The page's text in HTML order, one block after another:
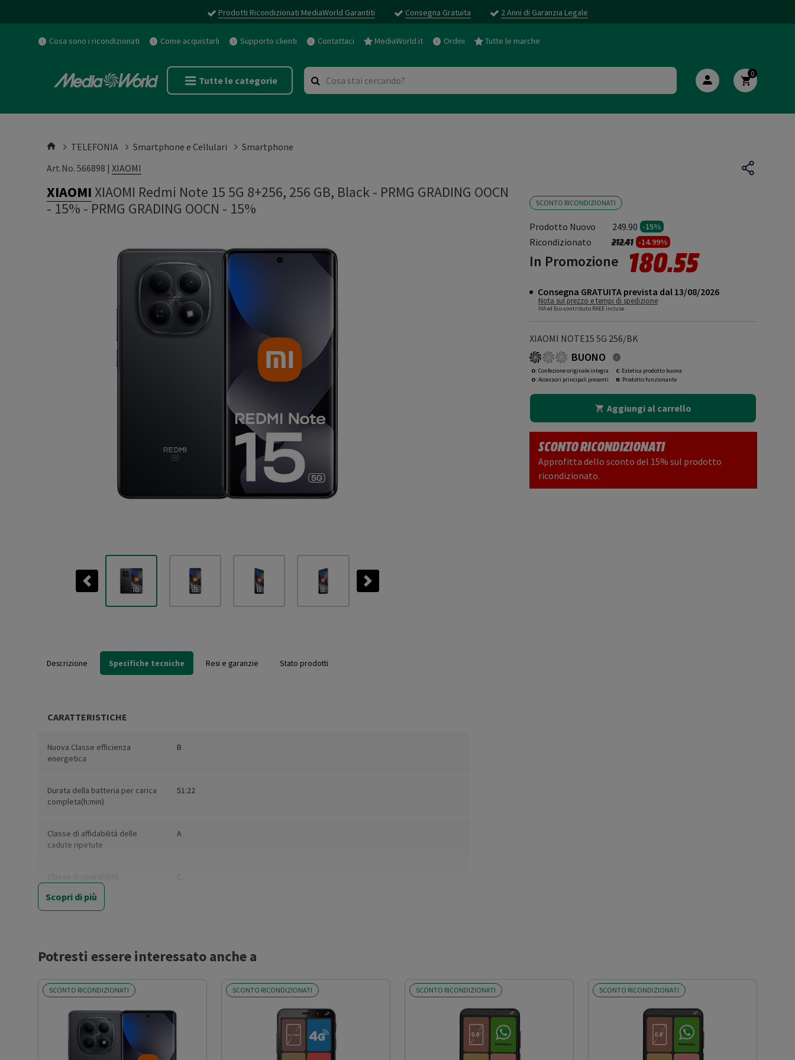
Prodotti Ricondizionati MediaWorld Garantiti Consegna Gratuita 2 Anni di Garanzia Legale
Cosa sono i ricondizionati Come acquistarli Supporto clienti Contattaci MediaWorld.it Ordini Tutte le marche
Tutte le categorie
0
TELEFONIA Smartphone e Cellulari
Smartphone
Art.No. 566898 | XIAOMI
XIAOMIXIAOMI Redmi Note 15 5G 8+256, 256 GB, Black - PRMG GRADING OOCN
- 15% - PRMG GRADING OOCN - 15%
Previous Next
SCONTO RICONDIZIONATI
Prodotto Nuovo 249.90 -15%
Ricondizionato Prezzo ridotto da
212.41a-14.99%
In Promozione 180.55
Consegna GRATUITA prevista dal 13/08/2026
Nota sul prezzo e tempi di spedizione
IVA ed Eco-contributo RAEE incluse
XIAOMI NOTE15 5G 256/BK
BUONO
O: Confezione originale integra
O: Accessori principali presenti
C: Estetica prodotto buona
N: Prodotto funzionante
Aggiungi al carrello
SCONTO RICONDIZIONATI
Approfitta dello sconto del 15% sul prodotto
ricondizionato.
Descrizione Specifiche tecniche Resi e garanzie Stato prodotti
CARATTERISTICHE
Nuova Classe efficienza
energetica
B
Durata della batteria per carica
completa(h:min)
51:22
Classe di affidabilità delle
cadute ripetute
A
C
Durata della batteria in cicli
Scopri di più
Potresti essere interessato anche a
SCONTO RICONDIZIONATI SCONTO RICONDIZIONATI SCONTO RICONDIZIONATI SCONTO RICONDIZIONATI